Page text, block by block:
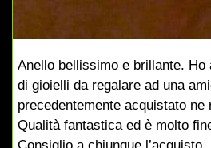
Anello bellissimo e brillante.
di gioielli da regalare ad una
precedentemente acquistato ne
Qualità fantastica ed è molto